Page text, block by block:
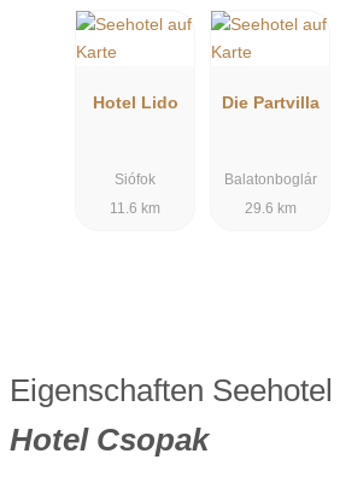
Hotel Lido
Siófok
11.6 km
Die Partvilla
Balatonboglár
29.6 km
Eigenschaften Seehotel
Hotel Csopak